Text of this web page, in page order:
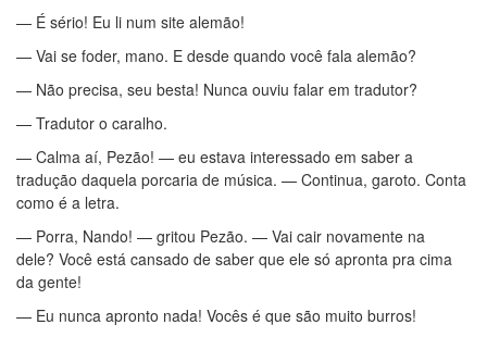
— É sério! Eu li num site alemão!
— Vai se foder, mano. E desde quando você fala alemão?
— Não precisa, seu besta! Nunca ouviu falar em tradutor?
— Tradutor o caralho.
— Calma aí, Pezão! — eu estava interessado em saber a
tradução daquela porcaria de música. — Continua, garoto. Conta
como é a letra.
— Porra, Nando! — gritou Pezão. — Vai cair novamente na
dele? Você está cansado de saber que ele só apronta pra cima
da gente!
— Eu nunca apronto nada! Vocês é que são muito burros!